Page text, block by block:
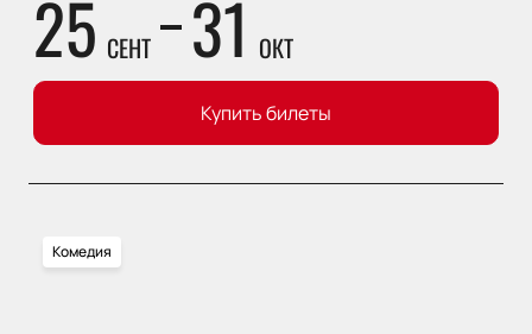
25 СЕНТ 31 ОКТ
Купить билеты
Комедия